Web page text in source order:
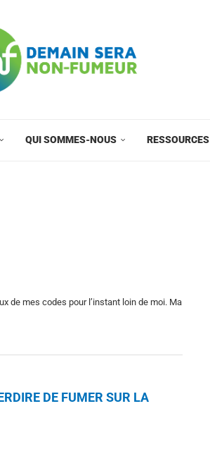
QUI SOMMES-NOUS RESSOURCES
de mes codes pour l’instant loin de moi. Ma
DE FUMER SUR LA